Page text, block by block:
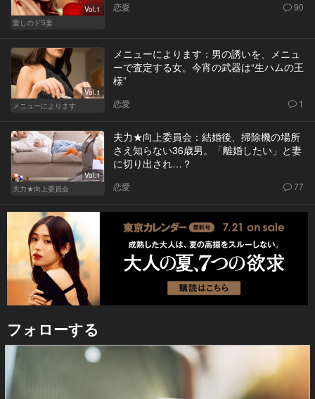
Vol.1
愛しのドS妻
恋愛 90
Vol.1
メニューによります
メニューによります：男の誘いを、メニュ
ーで査定する女。今宵の武器は“生ハムの王
様”
恋愛 1
Vol.1
夫力★向上委員会
夫力★向上委員会：結婚後、掃除機の場所
さえ知らない36歳男。「離婚したい」と妻
に切り出され…？
恋愛 77
フォローする